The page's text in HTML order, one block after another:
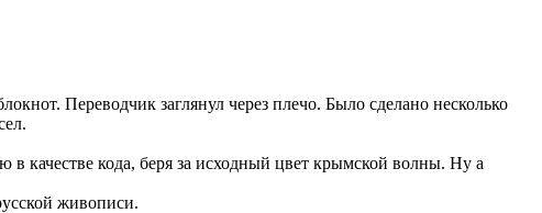
Переводчик заглянул через плечо. Было сделано несколько
качестве кода, беря за исходный цвет крымской волны. Ну а
живописи.